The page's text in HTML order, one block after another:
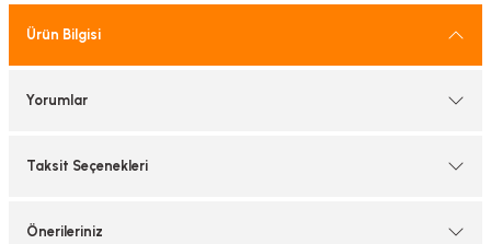
Armatür
Ürün Bilgisi
Yorumlar
Taksit Seçenekleri
Önerileriniz